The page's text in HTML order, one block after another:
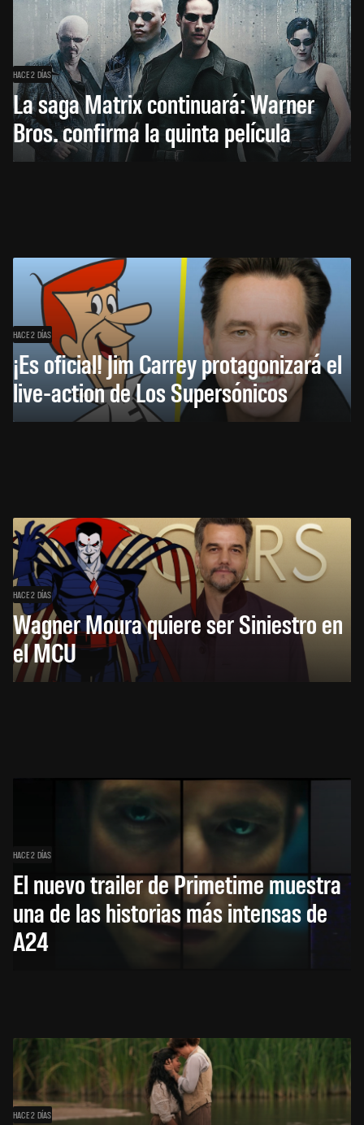
HACE 2 DÍAS
La saga Matrix continuará: Warner
Bros. confirma la quinta película
HACE 2 DÍAS
¡Es oficial! Jim Carrey protagonizará el
live-action de Los Supersónicos
HACE 2 DÍAS
Wagner Moura quiere ser Siniestro en
el MCU
HACE 2 DÍAS
El nuevo trailer de Primetime muestra
una de las historias más intensas de
A24
HACE 2 DÍAS